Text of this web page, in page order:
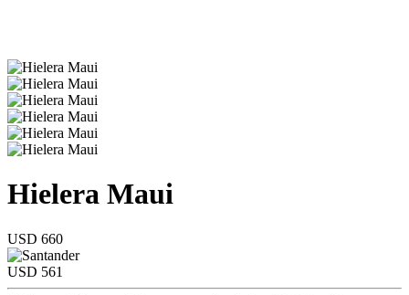
Hielera Maui
USD 660
USD 561